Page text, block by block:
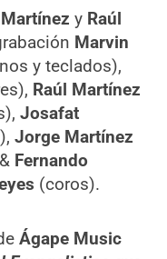
y Raúl
Marvin
y teclados),
Raúl Martínez
Josafat
Jorge Martínez
& Fernando
(coros).
Ágape Music